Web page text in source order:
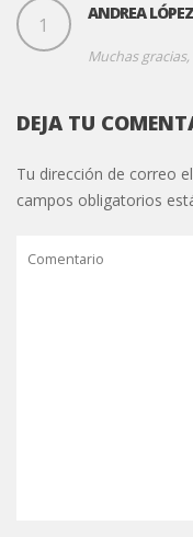
1
ANDREA LÓPEZ
Muchas
DEJA TU
Tu dirección de correo
campos obligatorios